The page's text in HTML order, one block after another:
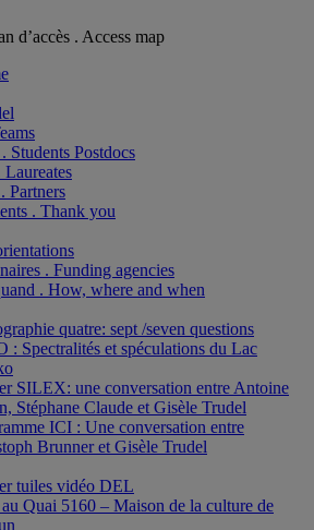
d’accès . Access map
Students Postdocs
Laureates
Partners
. Thank you
. Funding agencies
. How, where and when
quatre: sept /seven questions
: Spectralités et spéculations du Lac
SILEX: une conversation entre Antoine
Stéphane Claude et Gisèle Trudel
ICI : Une conversation entre
Brunner et Gisèle Trudel
tuiles vidéo DEL
Quai 5160 – Maison de la culture de